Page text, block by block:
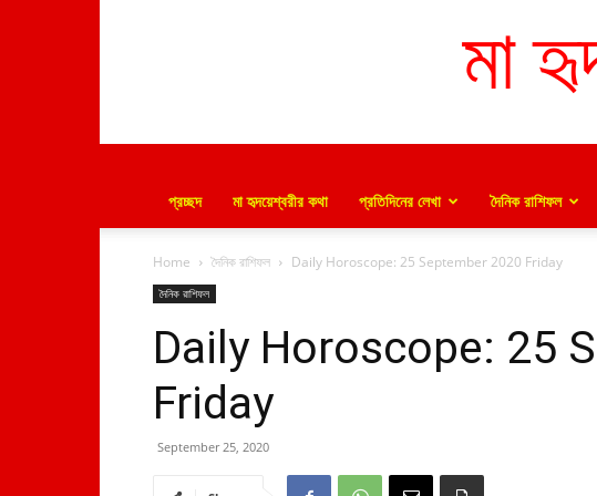
মা
প্রচ্ছদ মা হৃদয়েশ্বরীর কথা প্রতিদিনের লেখা দৈনিক রাশিফল
Home দৈনিক রাশিফল Daily Horoscope: 25 September 2020 Friday
দৈনিক রাশিফল
Daily Horoscope: 25
Friday
September 25, 2020